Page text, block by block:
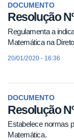
DOCUMENTO
Resolução
Regulamenta a
Matemática na
20/01/2020 - 16:36
DOCUMENTO
Resolução
Estabelece normas
Matemática.